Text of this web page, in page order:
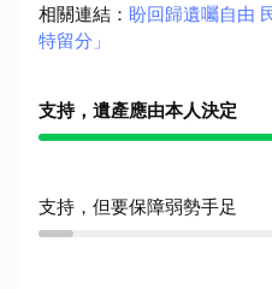
相關連結 ： 盼回歸遺囑自由
特留分」
支持，遺產應由本人決定
支持，但要保障弱勢手足